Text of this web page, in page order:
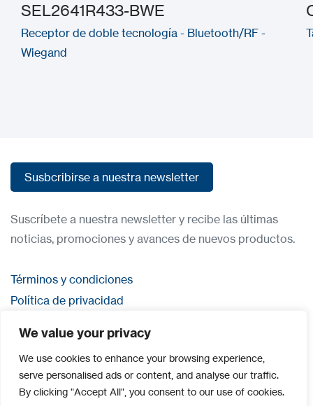
We value your privacy
We use cookies to enhance your browsing experience,
serve personalised ads or content, and analyse our traffic.
By clicking "Accept All", you consent to our use of cookies.
SEL2641R433-BWE
Receptor de doble tecnología - Bluetooth/RF -
Wiegand
Susbcribirse a nuestra newsletter
Suscríbete a nuestra newsletter y recibe las últimas
noticias, promociones y avances de nuevos productos.
Términos y condiciones
Política de privacidad
Iniciar sesión